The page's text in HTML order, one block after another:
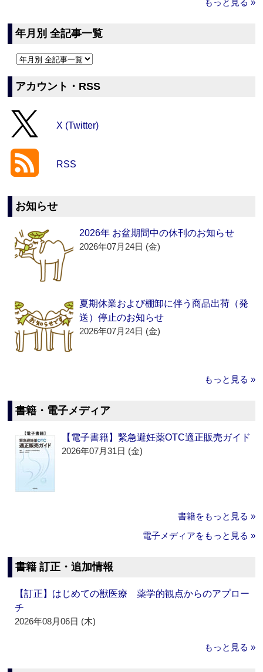
もっと見る »
年月別 全記事一覧
アカウント・RSS
X (Twitter)
RSS
お知らせ
2026年 お盆期間中の休刊のお知らせ
2026年07月24日 (金)
夏期休業および棚卸に伴う商品出荷（発
送）停止のお知らせ
2026年07月24日 (金)
もっと見る »
書籍・電子メディア
【電子書籍】緊急避妊薬OTC適正販売ガイド
2026年07月31日 (金)
書籍をもっと見る »
電子メディアをもっと見る »
書籍 訂正・追加情報
【訂正】はじめての獣医療 薬学的観点からのアプロー
チ
2026年08月06日 (木)
もっと見る »